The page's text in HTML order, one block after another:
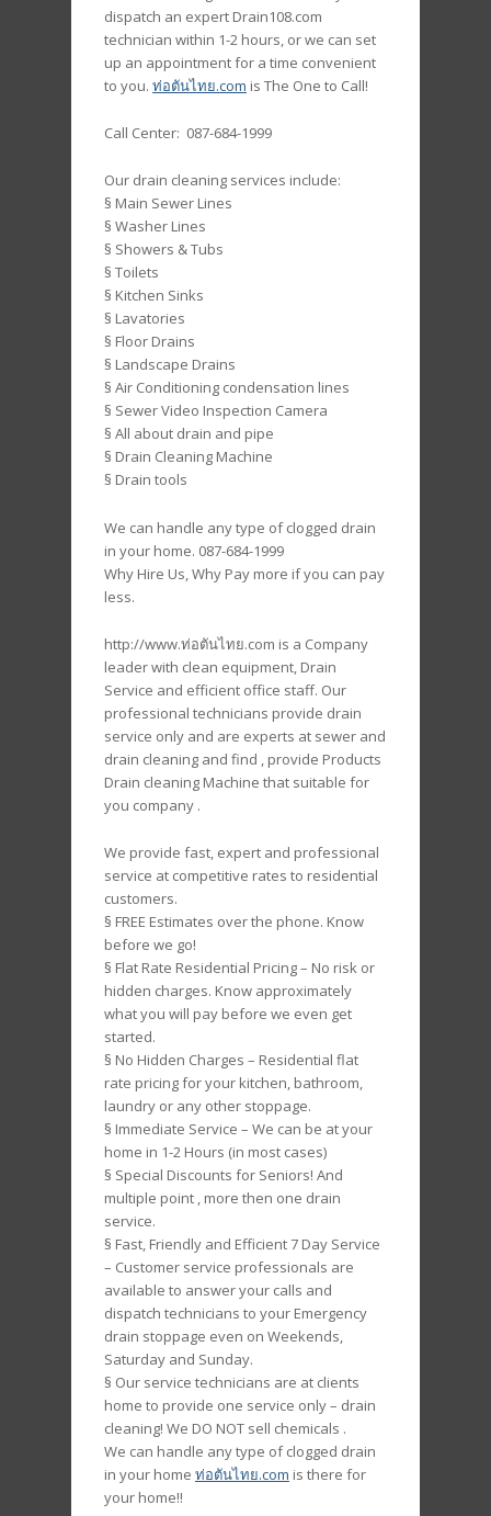
dispatch an expert Drain108.com
technician within 1-2 hours, or we can set
up an appointment for a time convenient
to you. ท่อตันไทย.com is The One to Call!
Call Center: 087-684-1999
Our drain cleaning services include:
§ Main Sewer Lines
§ Washer Lines
§ Showers & Tubs
§ Toilets
§ Kitchen Sinks
§ Lavatories
§ Floor Drains
§ Landscape Drains
§ Air Conditioning condensation lines
§ Sewer Video Inspection Camera
§ All about drain and pipe
§ Drain Cleaning Machine
§ Drain tools
We can handle any type of clogged drain
in your home. 087-684-1999
Why Hire Us, Why Pay more if you can pay
less.
http://www.ท่อตันไทย.com is a Company
leader with clean equipment, Drain
Service and efficient office staff. Our
professional technicians provide drain
service only and are experts at sewer and
drain cleaning and find , provide Products
Drain cleaning Machine that suitable for
you company .
We provide fast, expert and professional
service at competitive rates to residential
customers.
§ FREE Estimates over the phone. Know
before we go!
§ Flat Rate Residential Pricing – No risk or
hidden charges. Know approximately
what you will pay before we even get
started.
§ No Hidden Charges – Residential flat
rate pricing for your kitchen, bathroom,
laundry or any other stoppage.
§ Immediate Service – We can be at your
home in 1-2 Hours (in most cases)
§ Special Discounts for Seniors! And
multiple point , more then one drain
service.
§ Fast, Friendly and Efficient 7 Day Service
– Customer service professionals are
available to answer your calls and
dispatch technicians to your Emergency
drain stoppage even on Weekends,
Saturday and Sunday.
§ Our service technicians are at clients
home to provide one service only – drain
cleaning! We DO NOT sell chemicals .
We can handle any type of clogged drain
in your home ท่อตันไทย.com is there for
your home!!